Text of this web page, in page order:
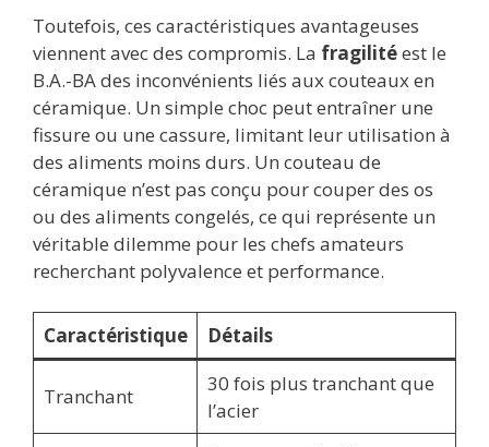
Toutefois, ces caractéristiques avantageuses
viennent avec des compromis. La fragilitéest le
B.A.-BA des inconvénients liés aux couteaux en
céramique. Un simple choc peut entraîner une
fissure ou une cassure, limitant leur utilisation à
des aliments moins durs. Un couteau de
céramique n’est pas conçu pour couper des os
ou des aliments congelés, ce qui représente un
véritable dilemme pour les chefs amateurs
recherchant polyvalence et performance.
Caractéristique Détails
Tranchant
30 fois plus tranchant que
l’acier